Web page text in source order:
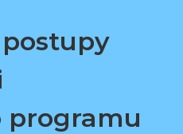
programu